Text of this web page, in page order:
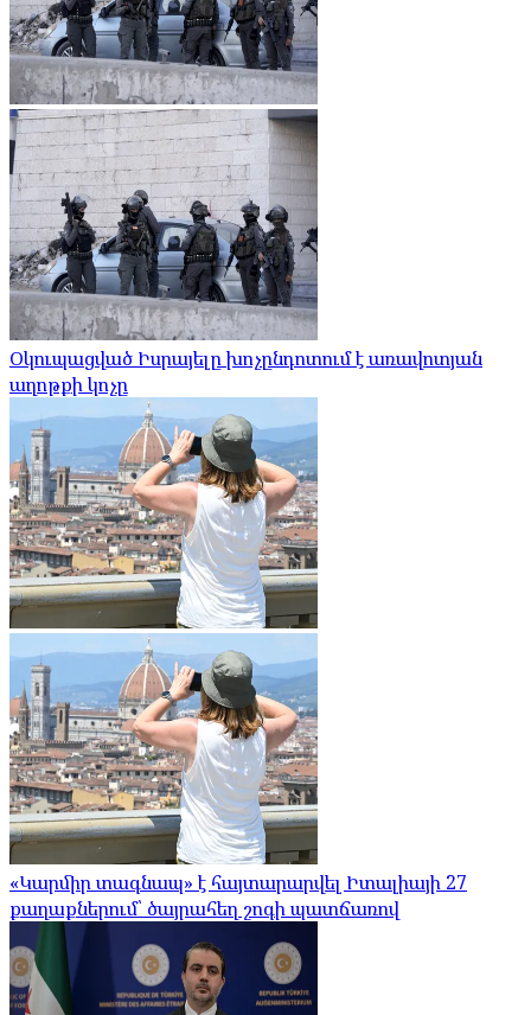
Օկուպացված Իսրայելը խոչընդոտում է առավոտյան
աղոթքի կոչը
«Կարմիր տագնապ» է հայտարարվել Իտալիայի 27
քաղաքներում՝ ծայրահեղ շոգի պատճառով